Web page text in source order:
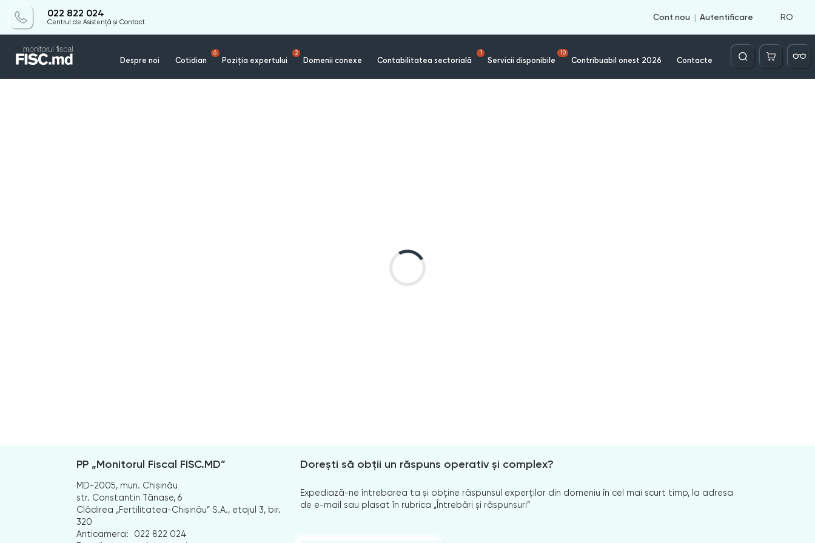
022 822 024
Centrul de Asistență și Contact
Cont nou Autentificare RO
Despre noi Cotidian
6
Poziția expertului
2
Domenii conexe Contabilitatea sectorială
1
Servicii disponibile
10
Contribuabil onest 2026 Contacte
Căutare
PP „Monitorul Fiscal FISC.MD”
MD-2005, mun. Chișinău
str. Constantin Tănase, 6
Clădirea „Fertilitatea-Chișinău” S.A., etajul 3, bir.
320
Anticamera:
022 822 024
Dorești să obții un răspuns operativ și complex?
Expediază-ne întrebarea ta și obține răspunsul experților din domeniu în cel mai scurt timp, la adresa
de e-mail sau plasat în rubrica „Întrebări și răspunsuri”